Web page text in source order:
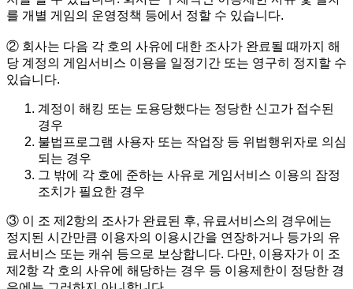
를 개별 게임의 운영정책 등에서 정할 수 있습니다.
② 회사는 다음 각 호의 사유에 대한 조사가 완료될 때까지 해
당 계정의 게임서비스 이용을 일정기간 또는 영구히 정지할 수
있습니다.
계정이 해킹 또는 도용당했다는 정당한 신고가 접수된
경우
불법프로그램 사용자 또는 작업장 등 위법행위자로 의심
되는 경우
그 밖에 각 호에 준하는 사유로 게임서비스 이용의 잠정
조치가 필요한 경우
③ 이 조 제2항의 조사가 완료된 후, 유료서비스의 경우에는
정지된 시간만큼 이용자의 이용시간을 연장하거나 등가의 유
료서비스 또는 캐쉬 등으로 보상합니다. 다만, 이용자가 이 조
제2항 각 호의 사유에 해당하는 경우 등 이용제한이 정당한 경